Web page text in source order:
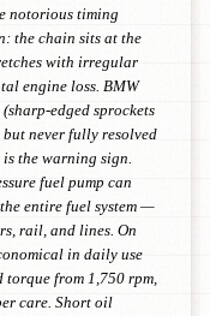
notorious timing
the chain sits at the
with irregular
engine loss. BMW
edged sprockets
never fully resolved
the warning sign.
fuel pump can
entire fuel system —
rail, and lines. On
in daily use
from 1,750 rpm,
care. Short oil